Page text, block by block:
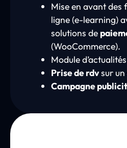
Mise en avant des
ligne (e-learning)
solutions de
(WooCommerce).
Module
Prise de rdvsur un
Campagne